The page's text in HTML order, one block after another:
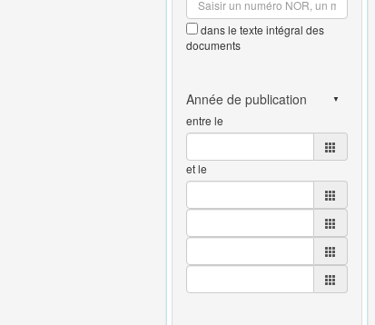
dans le texte intégral des
documents
entre le
et le